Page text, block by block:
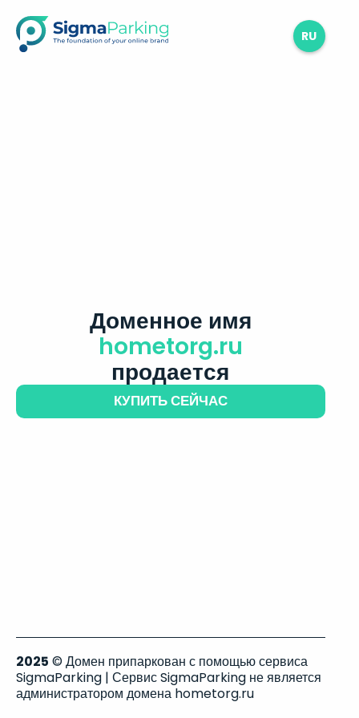
RU
Доменное имя
hometorg.ru
продается
КУПИТЬ СЕЙЧАС
2025 © Домен припаркован с помощью сервиса
SigmaParking | Сервис SigmaParking не является
администратором домена hometorg.ru